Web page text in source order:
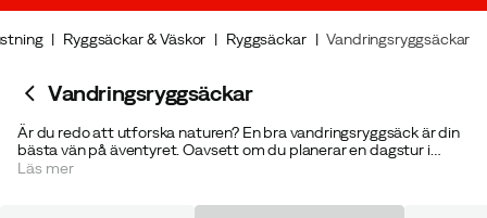
Ryggsäckar & Väskor Ryggsäckar Vandringsryggsäckar
Vandringsryggsäckar
Är du redo att utforska naturen? En bra vandringsryggsäck är din
bästa vän på äventyret. Oavsett om du planerar en dagstur i
skogen eller en flerdagarsvandring i fjällen, har vi ryggsäcken som
från välkända varumärken somGregory,OspreyochLundhags
Läs mer